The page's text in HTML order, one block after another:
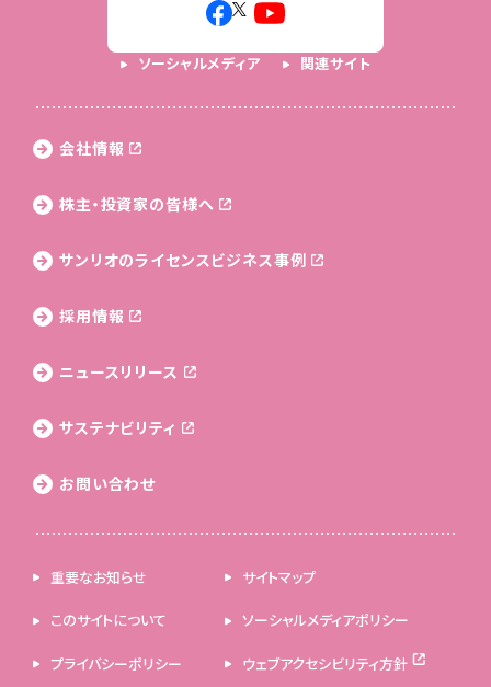
ソーシャルメディア 関連サイト
会社情報
株主・投資家の皆様へ
サンリオのライセンスビジネス事例
採用情報
ニュースリリース
サステナビリティ
お問い合わせ
重要なお知らせ サイトマップ
このサイトについて ソーシャルメディアポリシー
プライバシーポリシー ウェブアクセシビリティ方針